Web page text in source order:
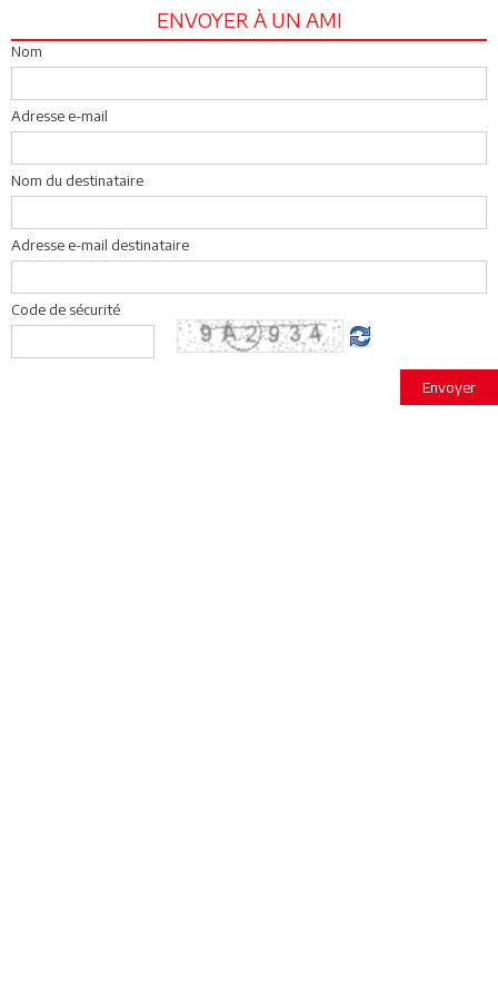
ENVOYER À UN AMI
Nom
Adresse e-mail
Nom du destinataire
Adresse e-mail destinataire
Code de sécurité
Envoyer